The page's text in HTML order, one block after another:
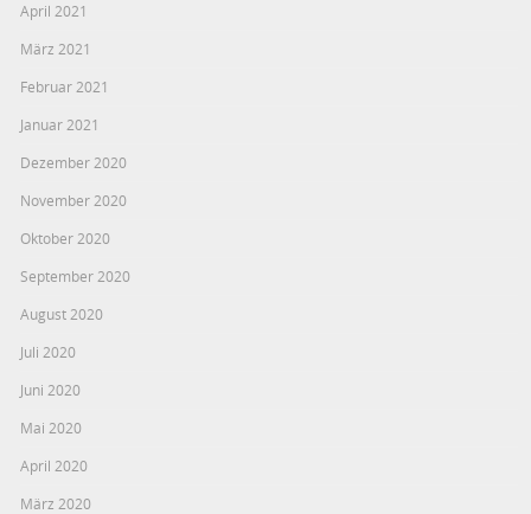
April 2021
März 2021
Februar 2021
Januar 2021
Dezember 2020
November 2020
Oktober 2020
September 2020
August 2020
Juli 2020
Juni 2020
Mai 2020
April 2020
März 2020